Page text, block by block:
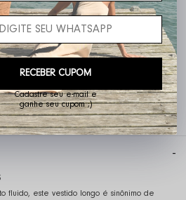
sei o meu CEP
10% OFF na primeira compra
fluido, este vestido longo é sinônimo de
Cadastre seu e-mail e
ganhe seu cupom ;)
RECEBER CUPOM